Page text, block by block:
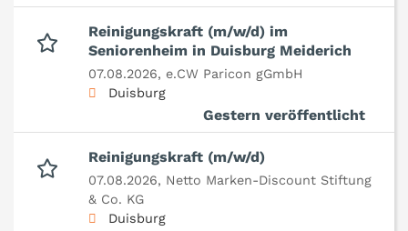
Reinigungskraft (m/w/d) im
Seniorenheim in Duisburg Meiderich
07.08.2026, e.CW Paricon gGmbH
Duisburg
Gestern veröffentlicht
Reinigungskraft (m/w/d)
07.08.2026, Netto Marken-Discount Stiftung
& Co. KG
Duisburg